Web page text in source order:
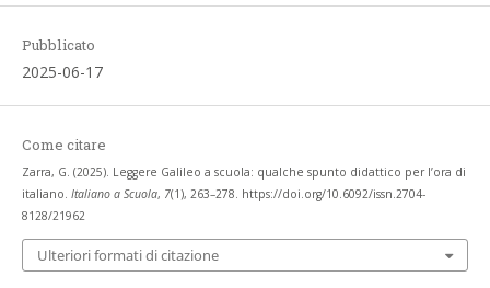
Pubblicato
2025-06-17
Come citare
Zarra, G. (2025). Leggere Galileo a scuola: qualche spunto didattico per l’ora di
italiano. Italiano a Scuola, 7(1), 263–278. https://doi.org/10.6092/issn.2704-
8128/21962
Ulteriori formati di citazione